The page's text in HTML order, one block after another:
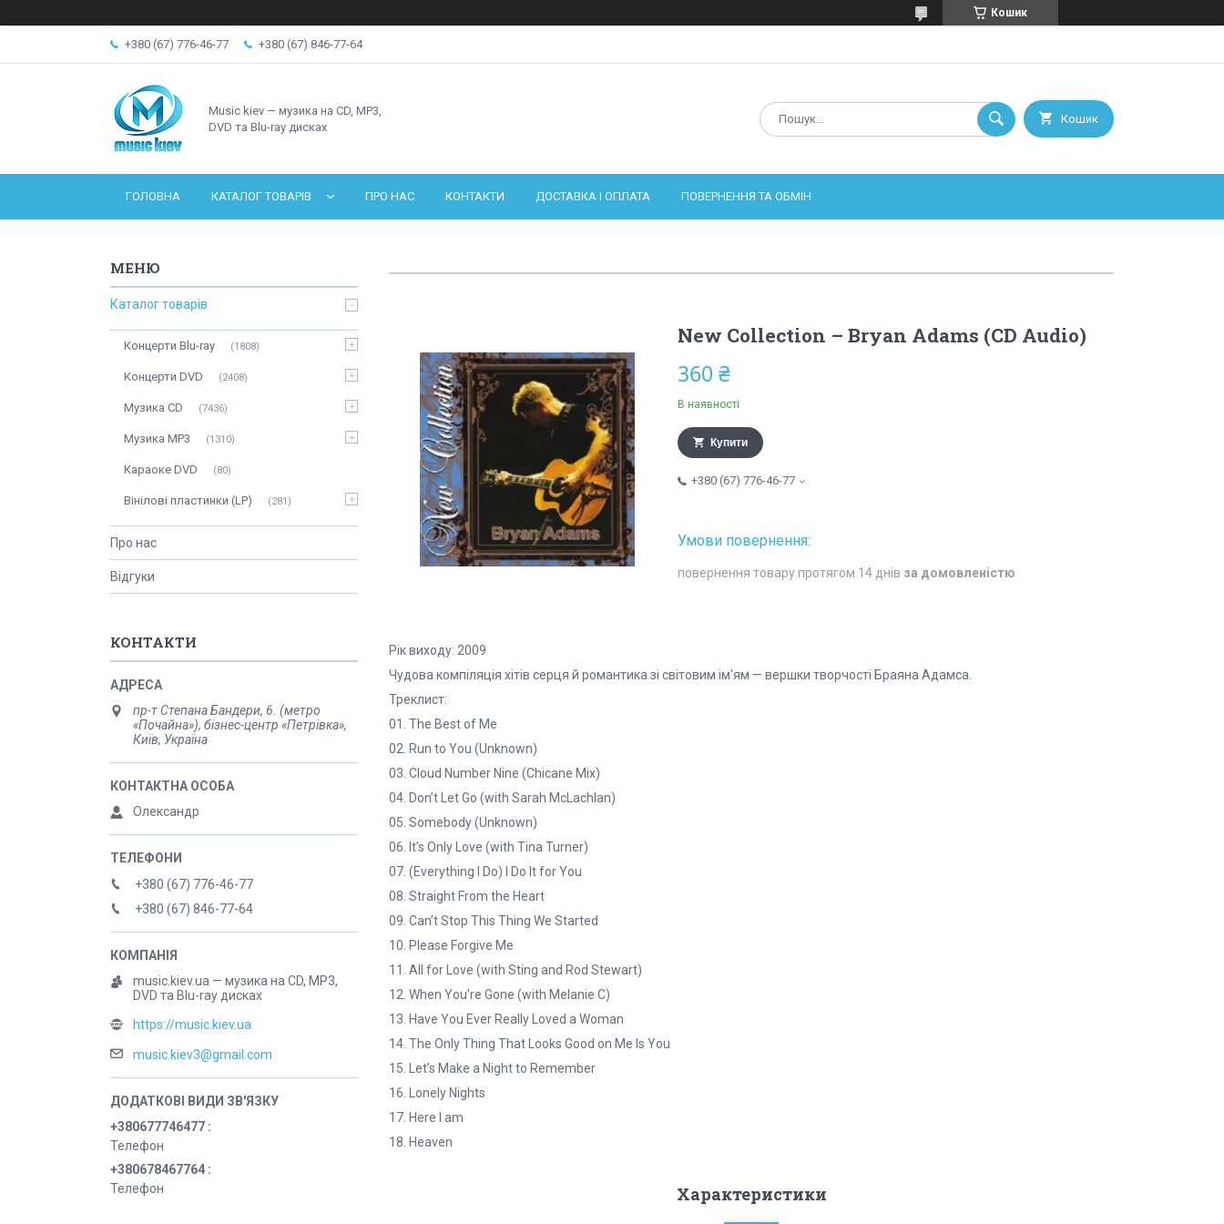
Кошик
+380 (67) 776-46-77 +380 (67) 846-77-64
Music kiev — музика на CD, MP3,
DVD та Blu-ray дисках
Кошик
ГОЛОВНА КАТАЛОГ ТОВАРІВ ПРО НАС КОНТАКТИ ДОСТАВКА І ОПЛАТА ПОВЕРНЕННЯ ТА ОБМІН
New Collection – Bryan Adams (CD Audio)
360 ₴
В наявності
Купити
+380 (67) 776-46-77
повернення товару протягом 14 днів за домовленістю
Рік виходу: 2009
Чудова компіляція хітів серця й романтика зі світовим ім'ям — вершки творчості Браяна Адамса.
Треклист:
01. The Best of Me
02. Run to You (Unknown)
03. Cloud Number Nine (Chicane Mix)
04. Don’t Let Go (with Sarah McLachlan)
05. Somebody (Unknown)
06. It’s Only Love (with Tina Turner)
07. (Everything I Do) I Do It for You
08. Straight From the Heart
09. Can’t Stop This Thing We Started
10. Please Forgive Me
11. All for Love (with Sting and Rod Stewart)
12. When You’re Gone (with Melanie C)
13. Have You Ever Really Loved a Woman
14. The Only Thing That Looks Good on Me Is You
15. Let’s Make a Night to Remember
16. Lonely Nights
17. Here I am
18. Heaven
Характеристики
Каталог товарів
Концерти Blu-ray 1808
Концерти DVD 2408
Музика CD 7436
Музика MP3 1310
Караоке DVD 80
Вінілові пластинки (LP) 281
Про нас
Відгуки
КОНТАКТИ
пр-т Степана Бандери, 6. (метро
«Почайна»), бізнес-центр «Петрівка»,
Київ, Україна
Олександр
+380 (67) 776-46-77
+380 (67) 846-77-64
music.kiev.ua — музика на CD, MP3,
DVD та Blu-ray дисках
https://music.kiev.ua
music.kiev3@gmail.com
+380677746477
Телефон
+380678467764
Телефон